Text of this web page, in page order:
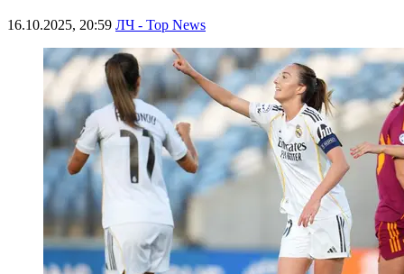
16.10.2025, 20:59 ЛЧ - Top News